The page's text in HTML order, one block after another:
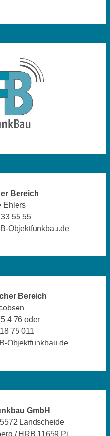
Bereich
Ehlers
55 55
Objektfunkbau.de
Bereich
4 76 oder
75 011
Objektfunkbau.de
GmbH
Landscheide
/ HRB 11659 Pi